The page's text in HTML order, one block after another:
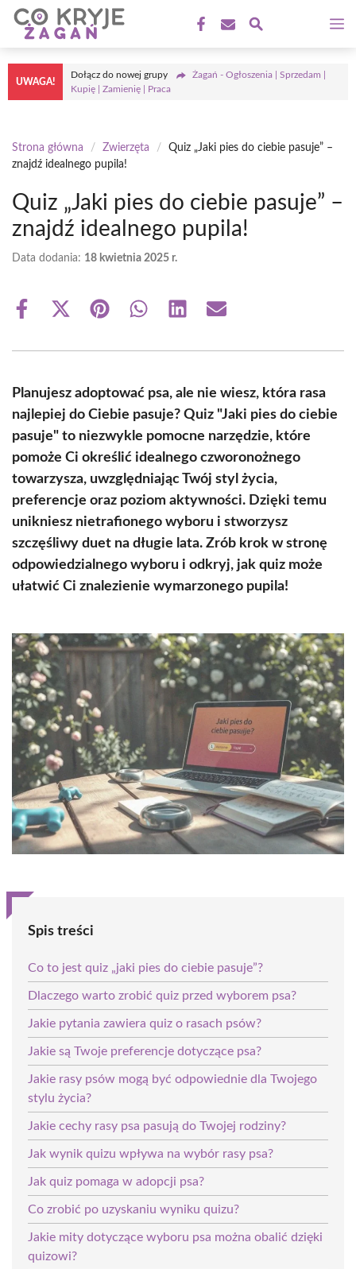
Przejdź
treści
UWAGA!
Dołącz do nowej grupy
Żagań - Ogłoszenia | Sprzedam |
Kupię | Zamienię | Praca
Strona główna / Zwierzęta /
Quiz „Jaki pies do ciebie pasuje” –
znajdź idealnego pupila!
Quiz „Jaki pies do ciebie pasuje” –
znajdź idealnego pupila!
Data dodania: 18 kwietnia 2025 r.
Share
Share
(Twitter)
Share Share Share Share
Planujesz adoptować psa, ale nie wiesz, która rasa
najlepiej do Ciebie pasuje? Quiz "Jaki pies do ciebie
pasuje" to niezwykle pomocne narzędzie, które
pomoże Ci określić idealnego czworonożnego
towarzysza, uwzględniając Twój styl życia,
preferencje oraz poziom aktywności. Dzięki temu
unikniesz nietrafionego wyboru i stworzysz
szczęśliwy duet na długie lata. Zrób krok w stronę
odpowiedzialnego wyboru i odkryj, jak quiz może
ułatwić Ci znalezienie wymarzonego pupila!
Spis treści
Co to jest quiz „jaki pies do ciebie pasuje”?
Dlaczego warto zrobić quiz przed wyborem psa?
Jakie pytania zawiera quiz o rasach psów?
Jakie są Twoje preferencje dotyczące psa?
Jakie rasy psów mogą być odpowiednie dla Twojego
stylu życia?
Jakie cechy rasy psa pasują do Twojej rodziny?
Jak wynik quizu wpływa na wybór rasy psa?
Jak quiz pomaga w adopcji psa?
Co zrobić po uzyskaniu wyniku quizu?
Jakie mity dotyczące wyboru psa można obalić dzięki
quizowi?